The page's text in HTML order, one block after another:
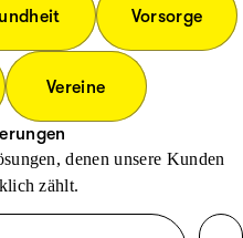
Vorsorge
Vereine
denen unsere Kunden
zählt.